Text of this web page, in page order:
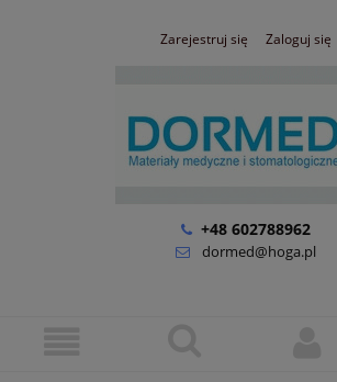
Zarejestruj się Zaloguj się
+48 602788962
dormed@hoga.pl